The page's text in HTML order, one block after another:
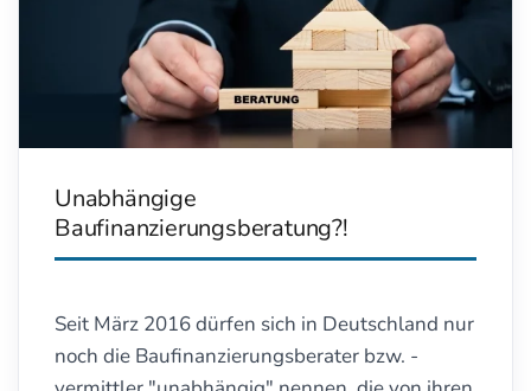
Unabhängige
Baufinanzierungsberatung?!
Seit März 2016 dürfen sich in Deutschland nur
noch die Baufinanzierungsberater bzw. -